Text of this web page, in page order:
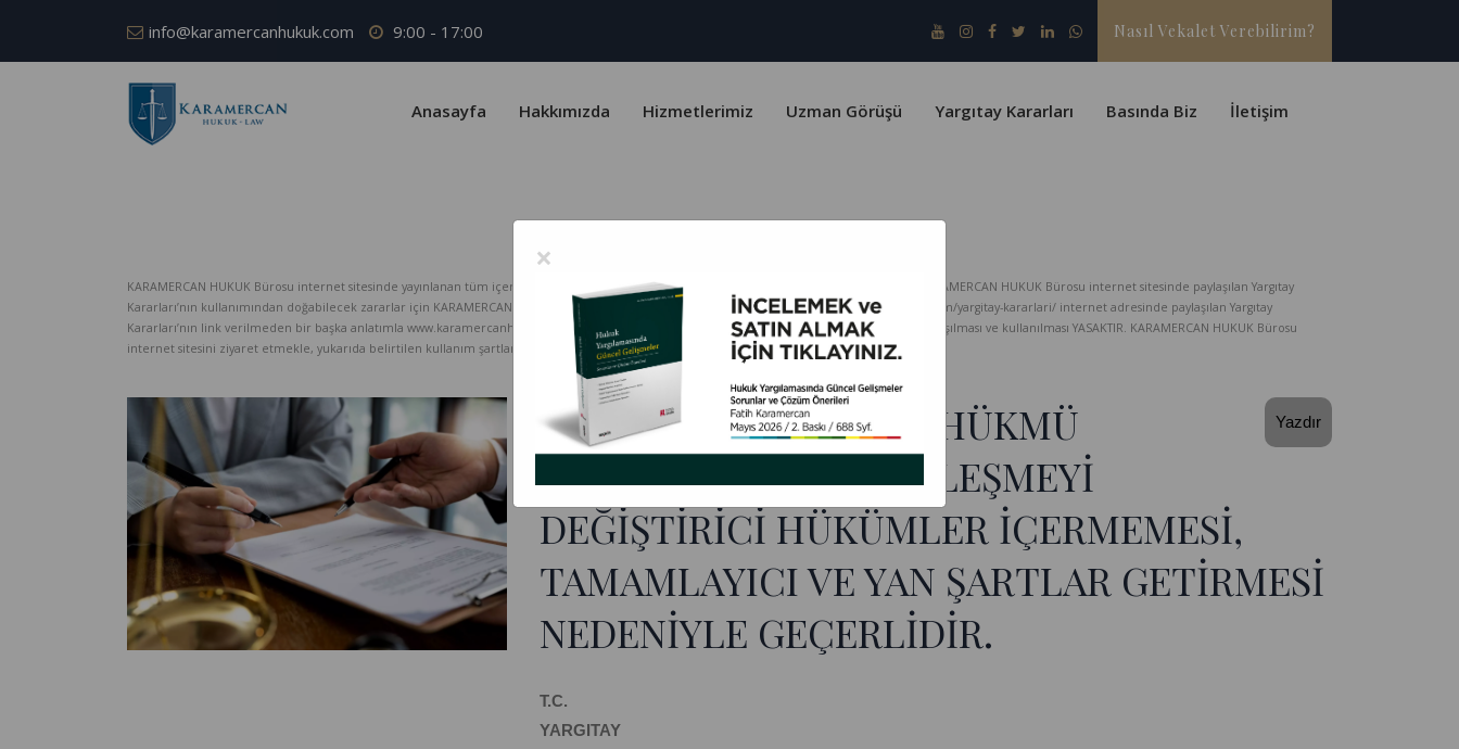
info@karamercanhukuk.com 9:00 - 17:00 Nasıl Vekalet Verebilirim?
Anasayfa Hakkımızda Hizmetlerimiz Uzman Görüşü Yargıtay Kararları Basında Biz İletişim
KARAMERCAN HUKUK Bürosu internet sitesinde yayınlanan tüm içerik telif yasaları ve Türk Patent Enstitüsü kapsamında koruma altındadır. KARAMERCAN HUKUK Bürosu internet sitesinde paylaşılan Yargıtay
Kararları’nın kullanımından doğabilecek zararlar için KARAMERCAN HUKUK Bürosu hiçbir sorumluluk kabul etmez. www.karamercanhukuk.com/yargitay-kararlari/ internet adresinde paylaşılan Yargıtay
Kararları’nın link verilmeden bir başka anlatımla www.karamercanhukuk.com internet adresinden alındığı belirtilmeksizin kopyalanması, paylaşılması ve kullanılması YASAKTIR. KARAMERCAN HUKUK Bürosu
internet sitesini ziyaret etmekle, yukarıda belirtilen kullanım şartlarını kabul etmiş sayılırsınız.
Yazdır
EK SÖZLEŞME, TBK 13 HÜKMÜ
ANLAMINDA ASIL SÖZLEŞMEYİ
DEĞİŞTİRİCİ HÜKÜMLER İÇERMEMESİ,
TAMAMLAYICI VE YAN ŞARTLAR GETİRMESİ
NEDENİYLE GEÇERLİDİR.
T.C.
YARGITAY
×